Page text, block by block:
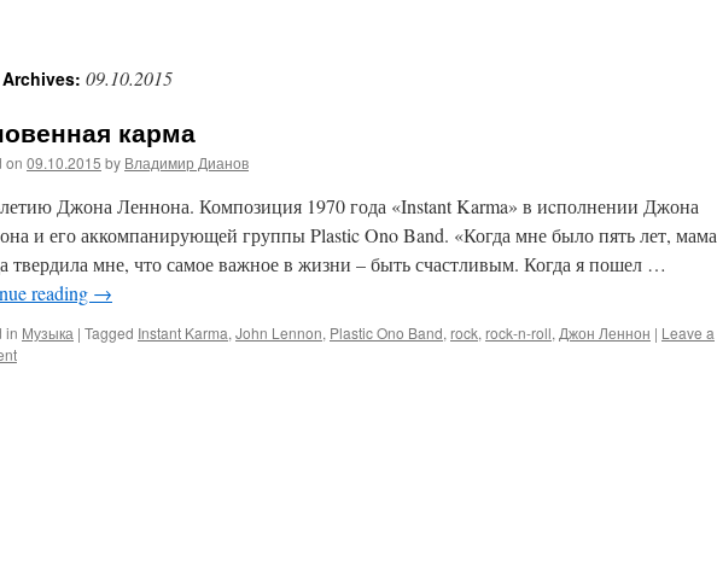
09.10.2015
карма
on 09.10.2015 by Владимир Дианов
Джона Леннона. Композиция 1970 года «Instant Karma» в иcполнении Джона
и его аккомпанирующей группы Plastic Ono Band. «Когда мне было пять лет, мама
твердила мне, что самое важное в жизни – быть счастливым. Когда я пошел …
reading →
in Музыка | Tagged Instant Karma, John Lennon, Plastic Ono Band, rock, rock-n-roll, Джон Леннон | Leave a